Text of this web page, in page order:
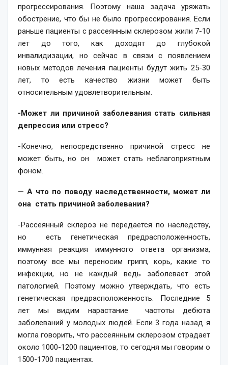
прогрессирования. Поэтому наша задача уряжать
обострение, что бы не было прогрессирования. Если
раньше пациенты с рассеянным склерозом жили 7-10
лет до того, как доходят до глубокой
инвалидизации, но сейчас в связи с появлением
новых методов лечения пациенты будут жить 25-30
лет, то есть качество жизни может быть
относительным удовлетворительным.
-Может ли причиной заболевания стать сильная
депрессия или стресс?
-Конечно, непосредственно причиной стресс не
может быть, но он может стать неблагоприятным
фоном.
— А что по поводу наследственности, может ли
она стать причиной заболевания?
-Рассеянный склероз не передается по наследству,
но есть генетическая предрасположенность,
иммунная реакция иммунного ответа организма,
поэтому все мы переносим грипп, корь, какие то
инфекции, но не каждый ведь заболевает этой
патологией. Поэтому можно утверждать, что есть
генетическая предрасположенность. Последние 5
лет мы видим нарастание частоты дебюта
заболеваний у молодых людей. Если 3 года назад я
могла говорить, что рассеянным склерозом страдает
около 1000-1200 пациентов, то сегодня мы говорим о
1500-1700 пациентах.